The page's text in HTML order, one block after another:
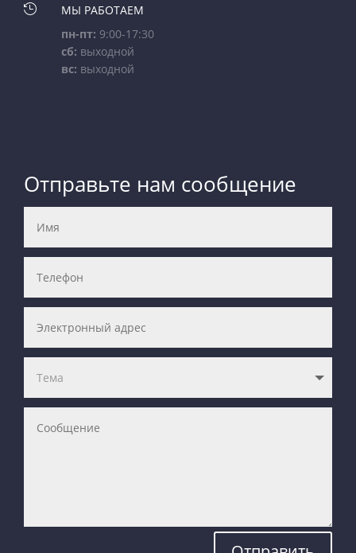

МЫ РАБОТАЕМ
пн-пт: 9:00-17:30
сб: выходной
вс: выходной
Отправьте нам сообщение